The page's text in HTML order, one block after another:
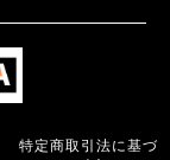
特定商取引法に基づ